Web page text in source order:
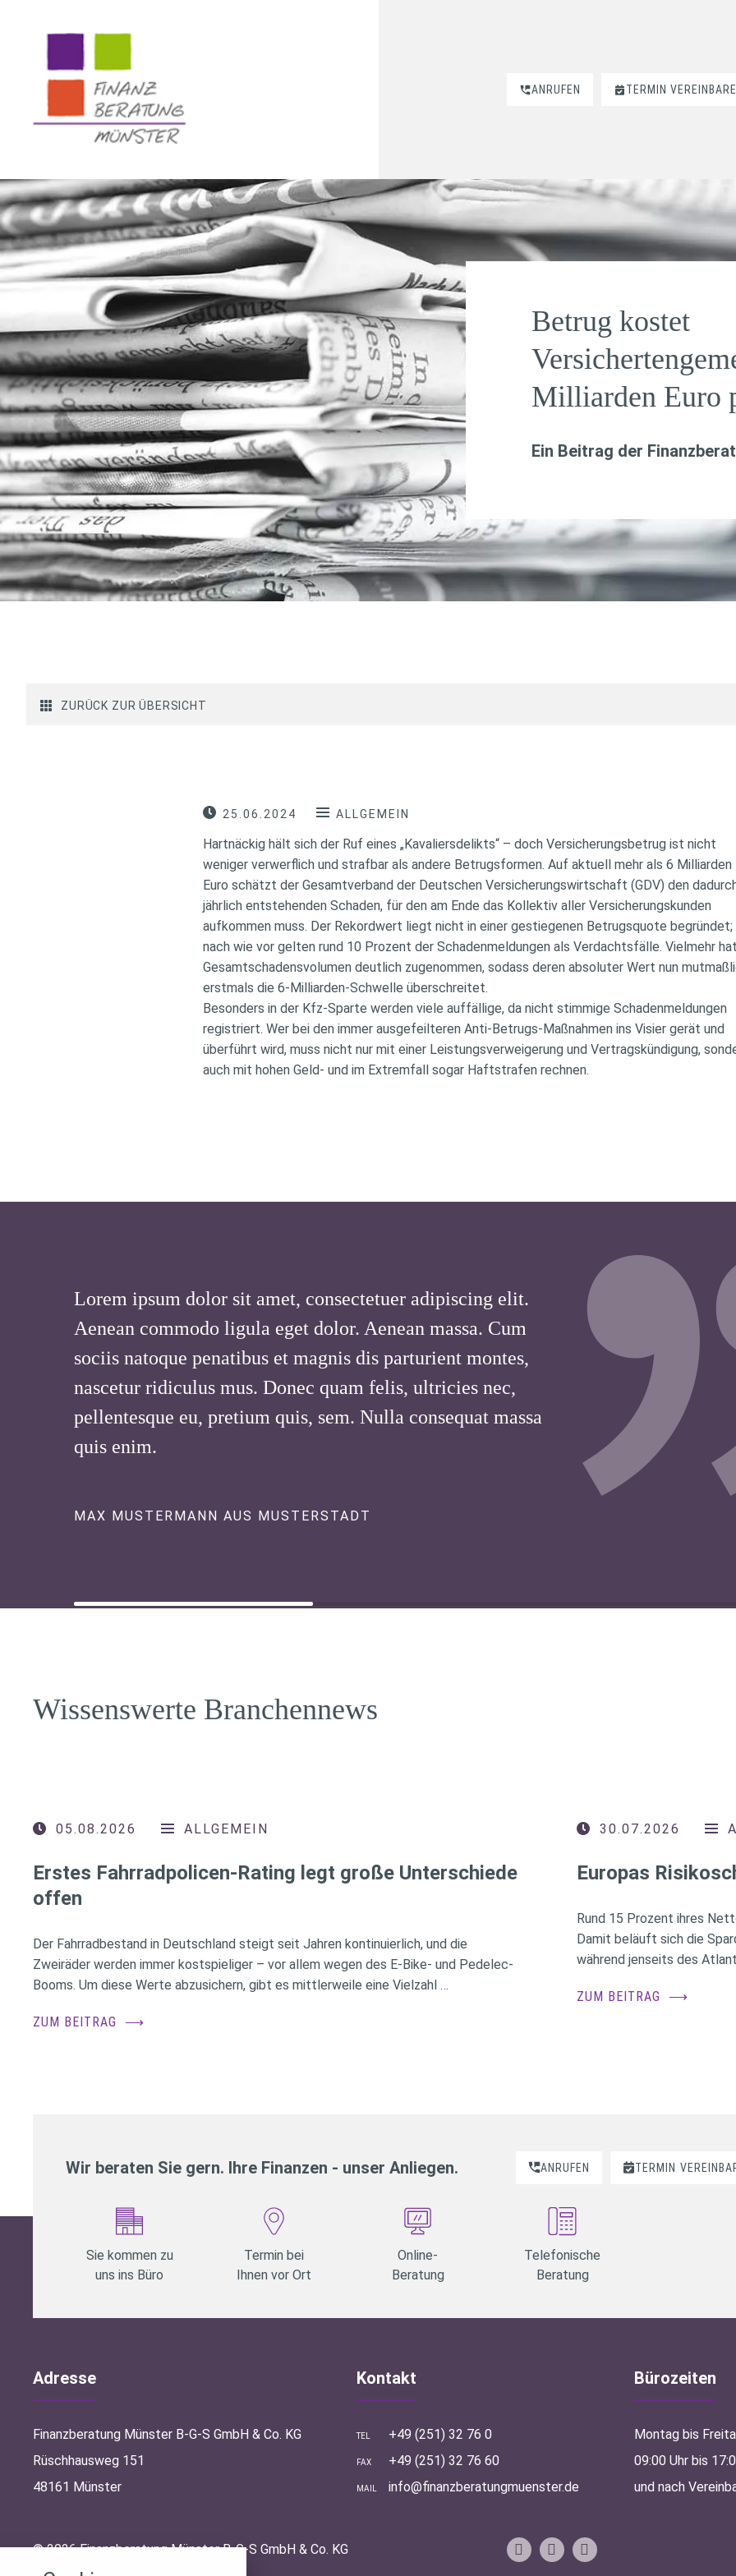
ANRUFEN TERMIN
Betrug kostet
Milliarden Euro
Ein Beitrag der
ZURÜCK ZUR ÜBERSICHT
25.06.2024 ALLGEMEIN
Hartnäckig hält sich der Ruf eines „Kavaliersdelikts“ – doch Versicherungsbetrug ist nicht
weniger verwerflich und strafbar als andere Betrugsformen. Auf aktuell mehr als 6 Milliarden
Euro schätzt der Gesamtverband der Deutschen Versicherungswirtschaft (GDV) den
jährlich entstehenden Schaden, für den am Ende das Kollektiv aller Versicherungskunden
aufkommen muss. Der Rekordwert liegt nicht in einer gestiegenen Betrugsquote begründet;
nach wie vor gelten rund 10 Prozent der Schadenmeldungen als Verdachtsfälle. Vielmehr
Gesamtschadensvolumen deutlich zugenommen, sodass deren absoluter Wert nun
erstmals die 6-Milliarden-Schwelle überschreitet.
Besonders in der Kfz-Sparte werden viele auffällige, da nicht stimmige Schadenmeldungen
registriert. Wer bei den immer ausgefeilteren Anti-Betrugs-Maßnahmen ins Visier gerät und
überführt wird, muss nicht nur mit einer Leistungsverweigerung und Vertragskündigung,
auch mit hohen Geld- und im Extremfall sogar Haftstrafen rechnen.
Lorem ipsum dolor sit amet, consectetuer adipiscing elit.
Aenean commodo ligula eget dolor. Aenean massa. Cum
sociis natoque penatibus et magnis dis parturient montes,
nascetur ridiculus mus. Donec quam felis, ultricies nec,
pellentesque eu, pretium quis, sem. Nulla consequat massa
quis enim.
MAX MUSTERMANN AUS MUSTERSTADT
Wissenswerte Branchennews
05.08.2026 ALLGEMEIN
Erstes Fahrradpolicen-Rating legt große Unterschiede
offen
Der Fahrradbestand in Deutschland steigt seit Jahren kontinuierlich, und die
Zweiräder werden immer kostspieliger – vor allem wegen des E-Bike- und Pedelec-
Booms. Um diese Werte abzusichern, gibt es mittlerweile eine Vielzahl …
ZUM BEITRAG ⟶
30.07.2026
Europas
Rund 15 Prozent ihres
Damit beläuft sich die
während jenseits des
ZUM BEITRAG ⟶
Wir beraten Sie gern. Ihre Finanzen - unser Anliegen. ANRUFEN TERMIN
Sie kommen zu
uns ins Büro
Termin bei
Ihnen vor Ort
Online-
Beratung
Telefonische
Beratung
Adresse
Finanzberatung Münster B-G-S GmbH & Co. KG
Rüschhausweg 151
48161 Münster
Kontakt
TEL +49 (251) 32 76 0
FAX +49 (251) 32 76 60
MAIL info@finanzberatungmuenster.de
Bürozeiten
Montag bis
09:00 Uhr bis
und nach
© 2026 Finanzberatung Münster B-G-S GmbH & Co. KG